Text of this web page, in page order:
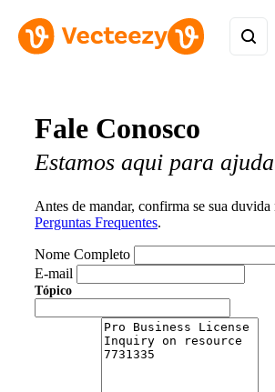
Fale Conosco
Estamos aqui para
Antes de mandar, confirma se sua duvida
Perguntas Frequentes.
Nome Completo
E-mail
Tópico